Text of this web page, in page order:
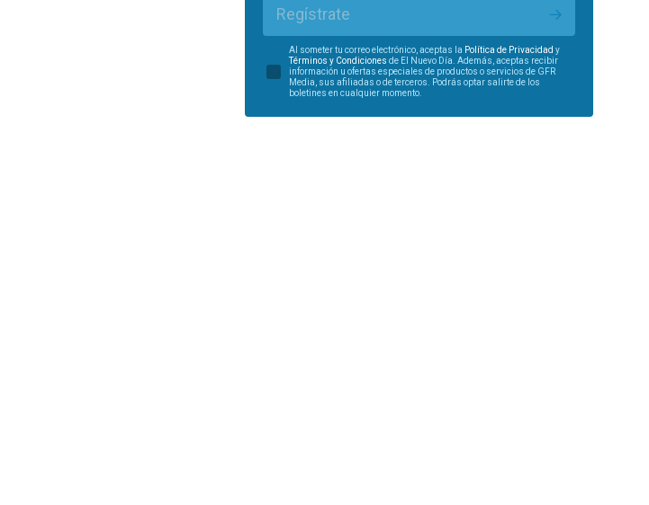
Regístrate
Al someter tu correo electrónico, aceptas la Política de Privacidad y
Términos y Condiciones de El Nuevo Día. Además, aceptas recibir
información u ofertas especiales de productos o servicios de GFR
Media, sus afiliadas o de terceros. Podrás optar salirte de los
boletines en cualquier momento.